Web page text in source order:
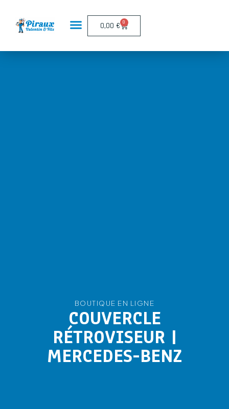
0,00 € 0
BOUTIQUE EN LIGNE
COUVERCLE
RÉTROVISEUR |
MERCEDES-BENZ